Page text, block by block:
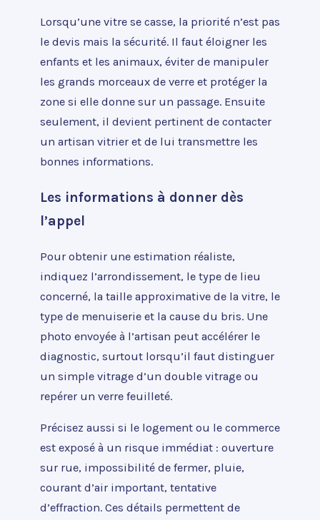
Lorsqu’une vitre se casse, la priorité n’est pas
le devis mais la sécurité. Il faut éloigner les
enfants et les animaux, éviter de manipuler
les grands morceaux de verre et protéger la
zone si elle donne sur un passage. Ensuite
seulement, il devient pertinent de contacter
un artisan vitrier et de lui transmettre les
bonnes informations.
Les informations à donner dès
l’appel
Pour obtenir une estimation réaliste,
indiquez l’arrondissement, le type de lieu
concerné, la taille approximative de la vitre, le
type de menuiserie et la cause du bris. Une
photo envoyée à l’artisan peut accélérer le
diagnostic, surtout lorsqu’il faut distinguer
un simple vitrage d’un double vitrage ou
repérer un verre feuilleté.
Précisez aussi si le logement ou le commerce
est exposé à un risque immédiat : ouverture
sur rue, impossibilité de fermer, pluie,
courant d’air important, tentative
d’effraction. Ces détails permettent de